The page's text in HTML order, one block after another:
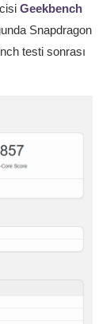
Geekbench
Snapdragon
testi sonrası